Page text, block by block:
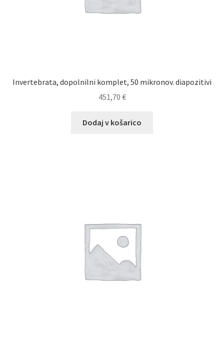
Invertebrata, dopolnilni komplet, 50 mikronov. diapozitivi
451,70 €
Dodaj v košarico